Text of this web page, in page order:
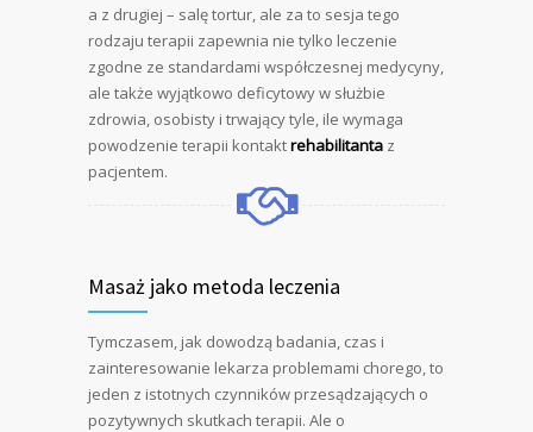
a z drugiej – salę tortur, ale za to sesja tego
rodzaju terapii zapewnia nie tylko leczenie
zgodne ze standardami współczesnej medycyny,
ale także wyjątkowo deficytowy w służbie
zdrowia, osobisty i trwający tyle, ile wymaga
powodzenie terapii kontaktrehabilitanta z
pacjentem.
Masaż jako metoda leczenia
Tymczasem, jak dowodzą badania, czas i
zainteresowanie lekarza problemami chorego, to
jeden z istotnych czynników przesądzających o
pozytywnych skutkach terapii. Ale o